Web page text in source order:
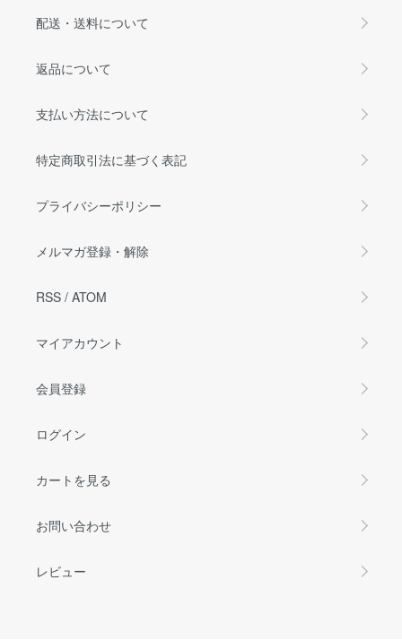
配送・送料について
返品について
支払い方法について
特定商取引法に基づく表記
プライバシーポリシー
メルマガ登録・解除
RSS / ATOM
マイアカウント
会員登録
ログイン
カートを見る
お問い合わせ
レビュー